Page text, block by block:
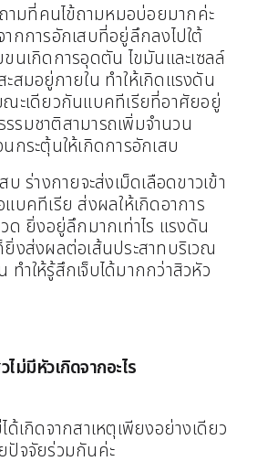
ามที่คนไข้ถามหมอบ่อยมากค่ะ
กการอักเสบที่อยู่ลึกลงไปใต้
นเกิดการอุดตัน ไขมันและเซลล์
สมอยู่ภายใน ทำให้เกิดแรงดัน
ะเดียวกันแบคทีเรียที่อาศัยอยู่
รมชาติสามารถเพิ่มจำนวน
กระตุ้นให้เกิดการอักเสบ
บ ร่างกายจะส่งเม็ดเลือดขาวเข้า
บคทีเรีย ส่งผลให้เกิดอาการ
ด ยิ่งอยู่ลึกมากเท่าไร แรงดัน
ยิ่งส่งผลต่อเส้นประสาทบริเวณ
ทำให้รู้สึกเจ็บได้มากกว่าสิวหัว
ไม่มีหัวเกิดจากอะไร
ด้เกิดจากสาเหตุเพียงอย่างเดียว
ปัจจัยร่วมกันค่ะ